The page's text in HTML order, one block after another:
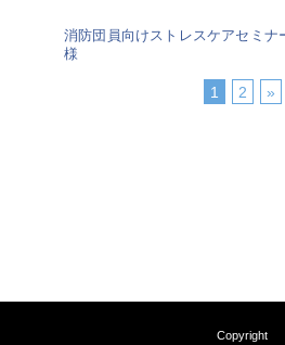
消防団員向けストレスケアセミナ
様
1 2 »
Copyright